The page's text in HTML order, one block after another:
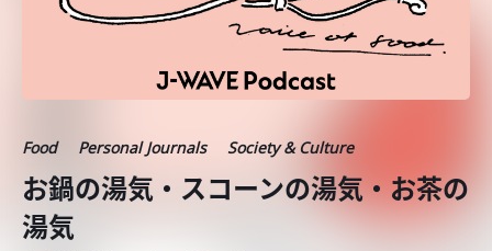
Food Personal Journals Society & Culture
お鍋の湯気・スコーンの湯気・お茶の
湯気